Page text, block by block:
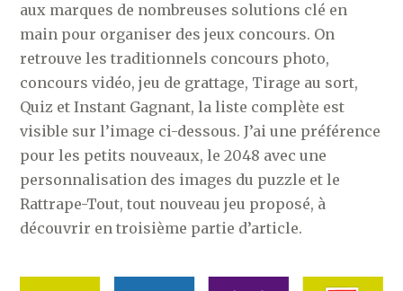
aux marques de nombreuses solutions clé en
main pour organiser des jeux concours. On
retrouve les traditionnels concours photo,
concours vidéo, jeu de grattage, Tirage au sort,
Quiz et Instant Gagnant, la liste complète est
visible sur l’image ci-dessous. J’ai une préférence
pour les petits nouveaux, le 2048 avec une
personnalisation des images du puzzle et le
Rattrape-Tout, tout nouveau jeu proposé, à
découvrir en troisième partie d’article.